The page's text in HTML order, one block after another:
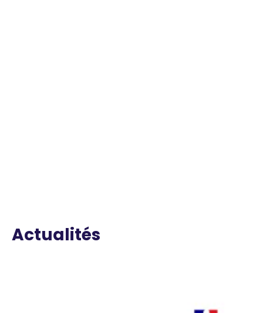
Actualités